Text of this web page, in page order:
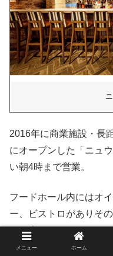
2016年に商業施設・長
にオープンした「ニュ
い朝4時まで営業。
フードホール内にはオ
ー、ビストロがありそ
クを楽しめます。
メニュー ホーム